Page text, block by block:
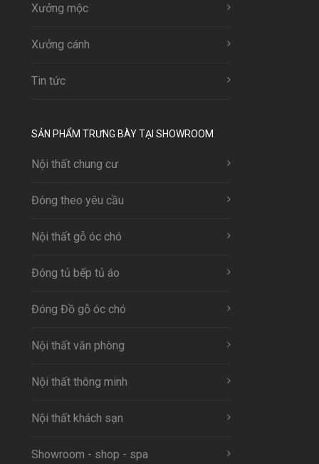
Xưởng mộc
Xưởng cánh
Tin tức
SẢN PHẨM TRƯNG BÀY TẠI SHOWROOM
Nội thất chung cư
Đóng theo yêu cầu
Nội thất gỗ óc chó
Đóng tủ bếp tủ áo
Đóng Đồ gỗ óc chó
Nội thất văn phòng
Nội thất thông minh
Nội thất khách sạn
Showroom - shop - spa